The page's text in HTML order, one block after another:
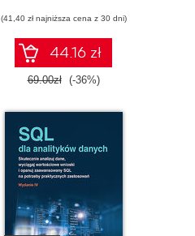
oprogramowania
(41,40 zł najniższa cena z 30 dni)
44.16 zł
69.00zł (-36%)